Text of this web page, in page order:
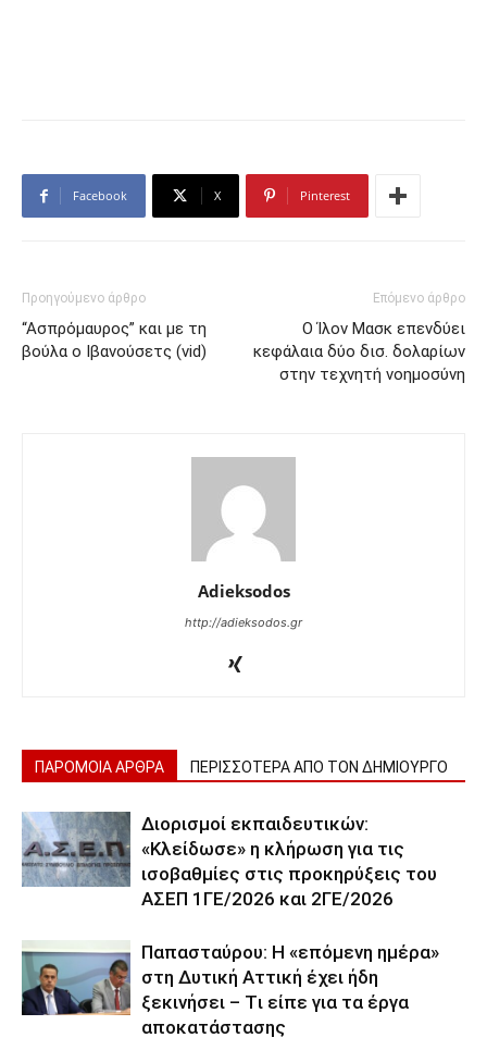
Facebook X Pinterest
Προηγούμενο άρθρο
“Ασπρόμαυρος” και με τη
βούλα ο Ιβανούσετς (vid)
Επόμενο άρθρο
Ο Ίλον Μασκ επενδύει
κεφάλαια δύο δισ. δολαρίων
στην τεχνητή νοημοσύνη
Adieksodos
http://adieksodos.gr
ΠΑΡΟΜΟΙΑ ΑΡΘΡΑ ΠΕΡΙΣΣΟΤΕΡΑ ΑΠΟ ΤΟΝ ΔΗΜΙΟΥΡΓΟ
Διορισμοί εκπαιδευτικών:
«Κλείδωσε» η κλήρωση για τις
ισοβαθμίες στις προκηρύξεις του
ΑΣΕΠ 1ΓΕ/2026 και 2ΓΕ/2026
Παπασταύρου: Η «επόμενη ημέρα»
στη Δυτική Αττική έχει ήδη
ξεκινήσει – Tι είπε για τα έργα
αποκατάστασης